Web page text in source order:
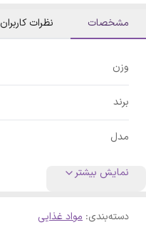
مشخصات نظرات کاربران
وزن
برند
مدل
نمایش بیشتر
دسته‌بندی: مواد غذایی